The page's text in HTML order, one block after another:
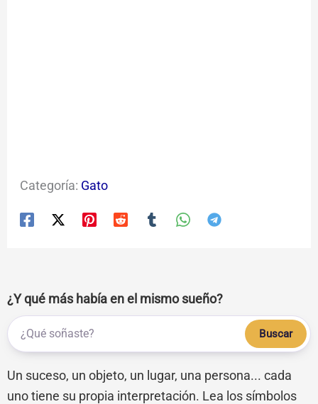
Categoría: Gato
¿Y qué más había en el mismo sueño?
Buscar
Un suceso, un objeto, un lugar, una persona... cada
uno tiene su propia interpretación. Lea los símbolos